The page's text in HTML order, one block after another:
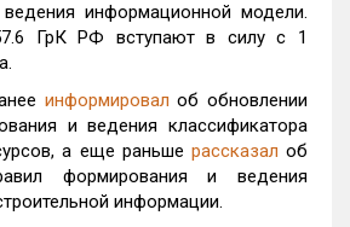
информационной модели.
ГрК РФ вступают в силу с 1
информировал об обновлении
и ведения классификатора
а еще раньше рассказал об
формирования и ведения
информации.